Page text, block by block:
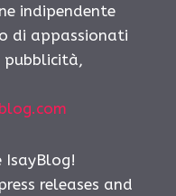
indipendente
di appassionati
pubblicità,
IsayBlog!
releases and